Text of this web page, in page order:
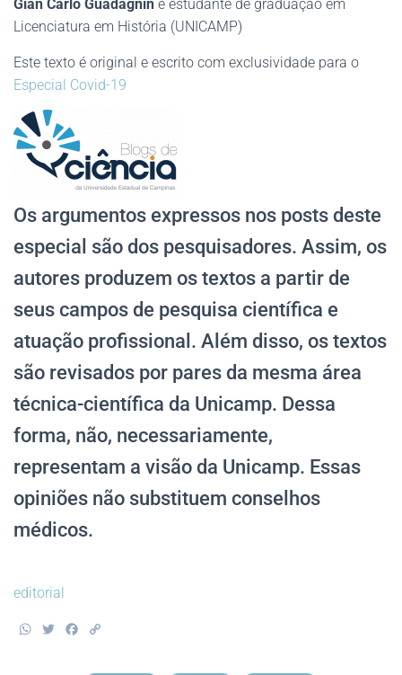
Gian Carlo Guadagnin é estudante de graduação em
Licenciatura em História (UNICAMP)
Este texto é original e escrito com exclusividade para o
Especial Covid-19
Os argumentos expressos nos posts deste
especial são dos pesquisadores. Assim, os
autores produzem os textos a partir de
seus campos de pesquisa científica e
atuação profissional. Além disso, os textos
são revisados por pares da mesma área
técnica-científica da Unicamp. Dessa
forma, não, necessariamente,
representam a visão da Unicamp. Essas
opiniões não substituem conselhos
médicos.
editorial
W